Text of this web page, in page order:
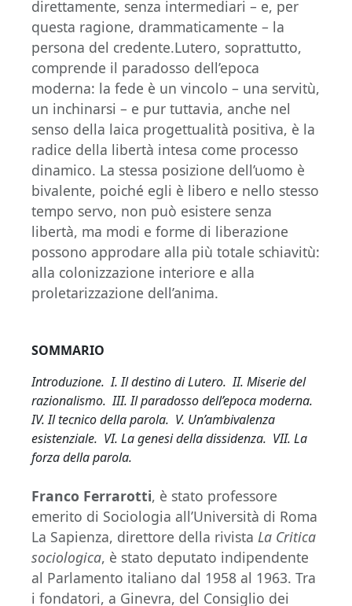
direttamente, senza intermediari – e, per
questa ragione, drammaticamente – la
persona del credente.Lutero, soprattutto,
comprende il paradosso dell’epoca
moderna: la fede è un vincolo – una servitù,
un inchinarsi – e pur tuttavia, anche nel
senso della laica progettualità positiva, è la
radice della libertà intesa come processo
dinamico. La stessa posizione dell’uomo è
bivalente, poiché egli è libero e nello stesso
tempo servo, non può esistere senza
libertà, ma modi e forme di liberazione
possono approdare alla più totale schiavitù:
alla colonizzazione interiore e alla
proletarizzazione dell’anima.
SOMMARIO
Introduzione. I. Il destino di Lutero. II. Miserie del
razionalismo. III. Il paradosso dell’epoca moderna.
IV. Il tecnico della parola. V. Un’ambivalenza
esistenziale. VI. La genesi della dissidenza. VII. La
forza della parola.
Franco Ferrarotti, è stato professore
emerito di Sociologia all’Università di Roma
La Sapienza, direttore della rivista La Critica
sociologica, è stato deputato indipendente
al Parlamento italiano dal 1958 al 1963. Tra
i fondatori, a Ginevra, del Consiglio dei